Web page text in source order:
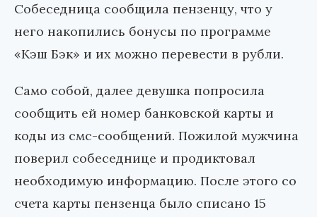
Собеседница сообщила пензенцу, что у
него накопились бонусы по программе
«Кэш Бэк» и их можно перевести в рубли.
Само собой, далее девушка попросила
сообщить ей номер банковской карты и
коды из смс-сообщений. Пожилой мужчина
поверил собеседнице и продиктовал
необходимую информацию. После этого со
счета карты пензенца было списано 15